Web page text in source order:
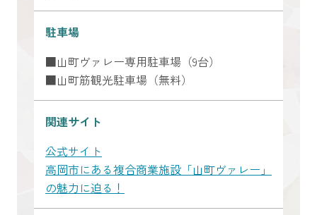
駐車場
■山町ヴァレー専用駐車場（9台）
■山町筋観光駐車場（無料）
関連サイト
公式サイト
高岡市にある複合商業施設「山町ヴァレー」
の魅力に迫る！